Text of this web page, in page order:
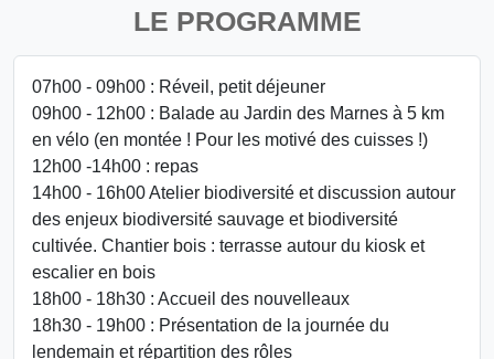
LE PROGRAMME
07h00 - 09h00 : Réveil, petit déjeuner
09h00 - 12h00 : Balade au Jardin des Marnes à 5 km
en vélo (en montée ! Pour les motivé des cuisses !)
12h00 -14h00 : repas
14h00 - 16h00 Atelier biodiversité et discussion autour
des enjeux biodiversité sauvage et biodiversité
cultivée. Chantier bois : terrasse autour du kiosk et
escalier en bois
18h00 - 18h30 : Accueil des nouvelleaux
18h30 - 19h00 : Présentation de la journée du
lendemain et répartition des rôles